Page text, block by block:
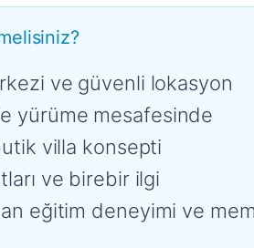
ve güvenli lokasyon
yürüme mesafesinde
villa konsepti
ve birebir ilgi
eğitim deneyimi ve